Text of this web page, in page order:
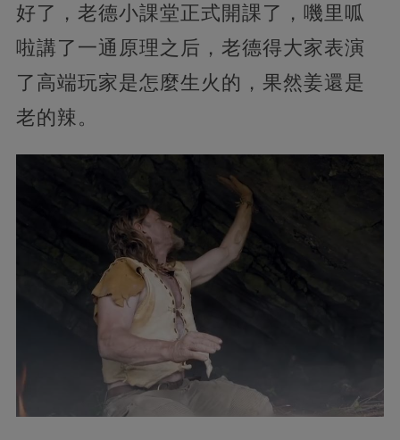
好了，老德小課堂正式開課了，嘰里呱
啦講了一通原理之后，老德得大家表演
了高端玩家是怎麼生火的，果然姜還是
老的辣。